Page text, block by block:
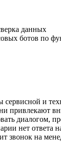
данных
ботов по
сервисной и
привлекают
диалогом,
нет ответа
звонок на